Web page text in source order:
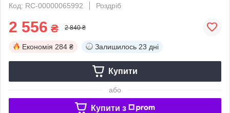
Код: RC-00000065992
Роздріб
2 556 ₴ 2 840 ₴
Економія 284 ₴ Залишилось 23 дні
Купити
або
Купити з